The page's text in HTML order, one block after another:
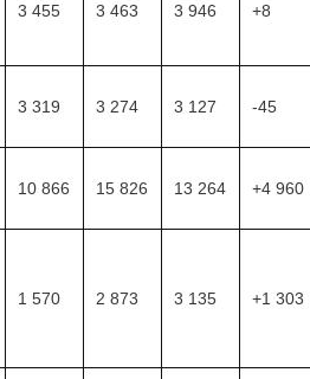
3 455 3 463 3 946 +8
3 319 3 274 3 127 -45
10 866 15 826 13 264 +4 960
1 570 2 873 3 135 +1 303